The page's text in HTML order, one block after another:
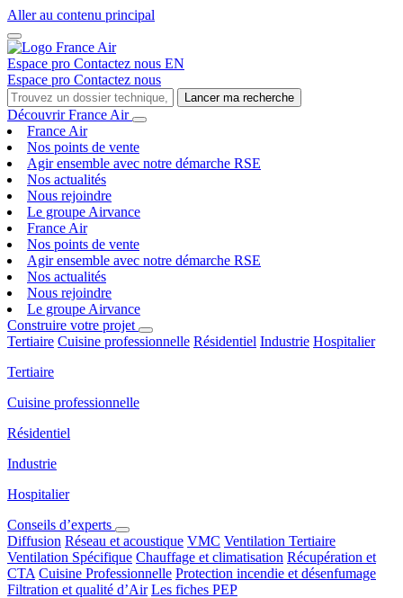
Aller au contenu principal
Espace pro Contactez nous EN
Espace pro Contactez nous
Lancer ma recherche
Découvrir France Air
France Air
Nos points de vente
Agir ensemble avec notre démarche RSE
Nos actualités
Nous rejoindre
Le groupe Airvance
France Air
Nos points de vente
Agir ensemble avec notre démarche RSE
Nos actualités
Nous rejoindre
Le groupe Airvance
Construire votre projet
Tertiaire Cuisine professionnelle Résidentiel Industrie Hospitalier
Tertiaire
Cuisine professionnelle
Résidentiel
Industrie
Hospitalier
Conseils d’experts
Diffusion Réseau et acoustique VMC Ventilation Tertiaire
Ventilation Spécifique Chauffage et climatisation Récupération et
CTA Cuisine Professionnelle Protection incendie et désenfumage
Filtration et qualité d’Air Les fiches PEP